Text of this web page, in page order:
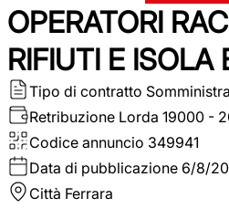
OPERATORI
RIFIUTI E ISOLA
Tipo di contratto
Retribuzione Lorda 19000 -
Codice annuncio 349941
Data di pubblicazione 6/8/
Città Ferrara